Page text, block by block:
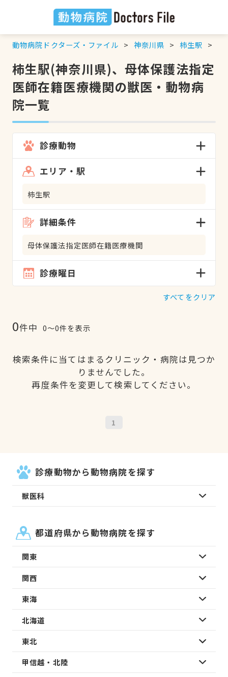
動物病院ドクターズ・ファイル 神奈川県 柿生駅
柿生駅(神奈川県)、母体保護法指定
医師在籍医療機関の獣医・動物病
院一覧
診療動物
エリア・駅
柿生駅
詳細条件
母体保護法指定医師在籍医療機関
診療曜日
すべてをクリア
0件中 0〜0件を表示
検索条件に当てはまるクリニック・病院は見つか
りませんでした。
再度条件を変更して検索してください。
1
診療動物から動物病院を探す
獣医科
都道府県から動物病院を探す
関東
関西
東海
北海道
東北
甲信越・北陸